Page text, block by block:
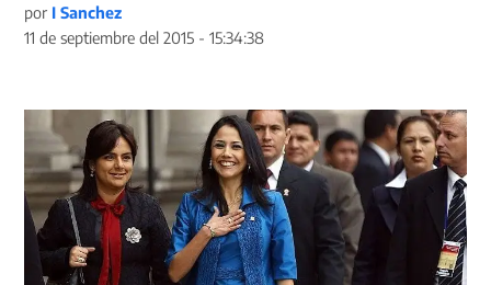
por I Sanchez
11 de septiembre del 2015 - 15:34:38